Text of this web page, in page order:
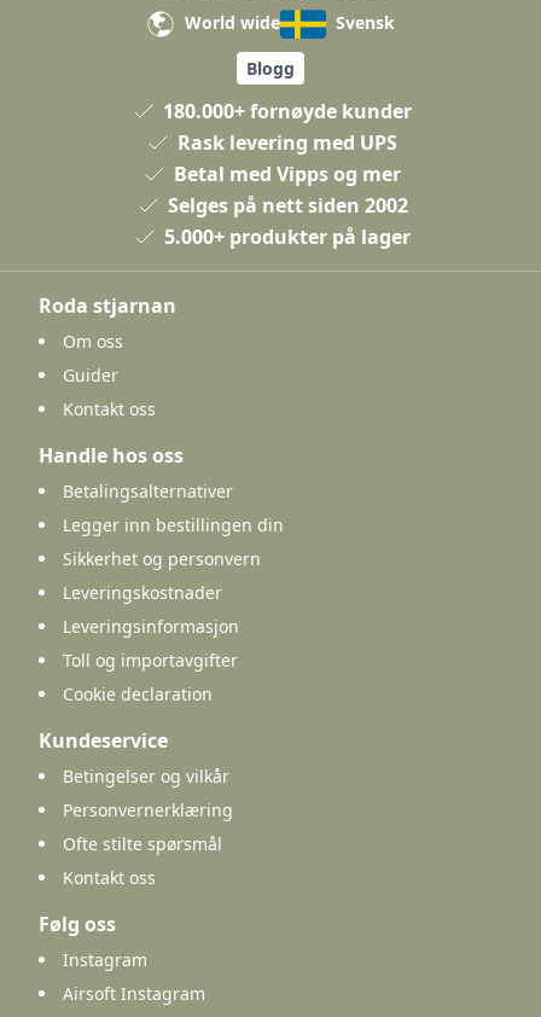
World wide
Svensk
Blogg
180.000+ fornøyde kunder
Rask levering med UPS
Betal med Vipps og mer
Selges på nett siden 2002
5.000+ produkter på lager
Roda stjarnan
Om oss
Guider
Kontakt oss
Handle hos oss
Betalingsalternativer
Legger inn bestillingen din
Sikkerhet og personvern
Leveringskostnader
Leveringsinformasjon
Toll og importavgifter
Cookie declaration
Kundeservice
Betingelser og vilkår
Personvernerklæring
Ofte stilte spørsmål
Kontakt oss
Følg oss
Instagram
Airsoft Instagram